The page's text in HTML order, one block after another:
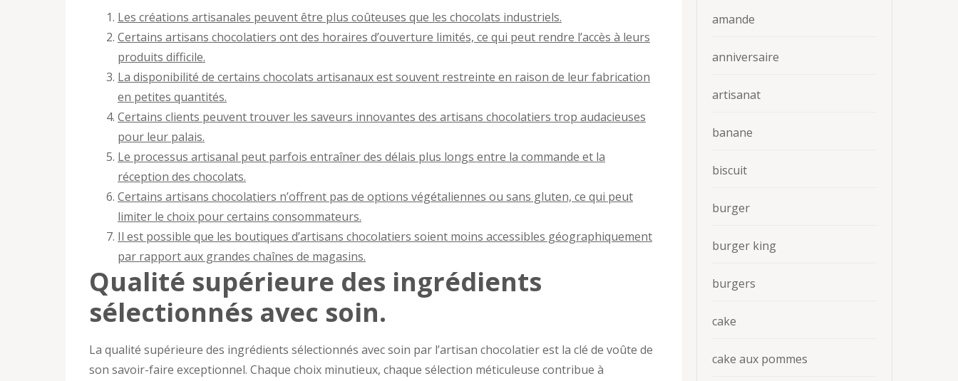
Les créations artisanales peuvent être plus coûteuses que les chocolats industriels.
Certains artisans chocolatiers ont des horaires d’ouverture limités, ce qui peut rendre l’accès à leurs
produits difficile.
La disponibilité de certains chocolats artisanaux est souvent restreinte en raison de leur fabrication
en petites quantités.
Certains clients peuvent trouver les saveurs innovantes des artisans chocolatiers trop audacieuses
pour leur palais.
Le processus artisanal peut parfois entraîner des délais plus longs entre la commande et la
réception des chocolats.
Certains artisans chocolatiers n’offrent pas de options végétaliennes ou sans gluten, ce qui peut
limiter le choix pour certains consommateurs.
Il est possible que les boutiques d’artisans chocolatiers soient moins accessibles géographiquement
par rapport aux grandes chaînes de magasins.
Qualité supérieure des ingrédients
sélectionnés avec soin.
La qualité supérieure des ingrédients sélectionnés avec soin par l’artisan chocolatier est la clé de voûte de
son savoir-faire exceptionnel. Chaque choix minutieux, chaque sélection méticuleuse contribue à
amande
anniversaire
artisanat
banane
biscuit
burger
burger king
burgers
cake
cake aux pommes